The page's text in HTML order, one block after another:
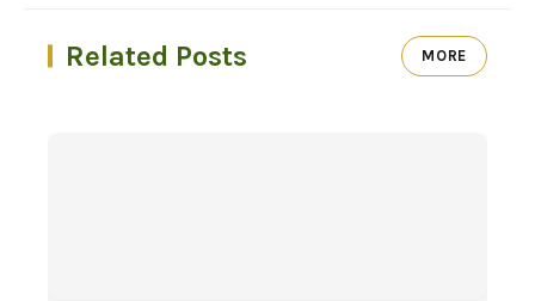
Related Posts MORE